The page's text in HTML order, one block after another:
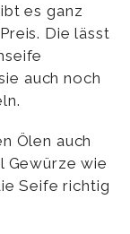
es ganz
Die lässt
auch noch
Ölen auch
Gewürze wie
Seife richtig